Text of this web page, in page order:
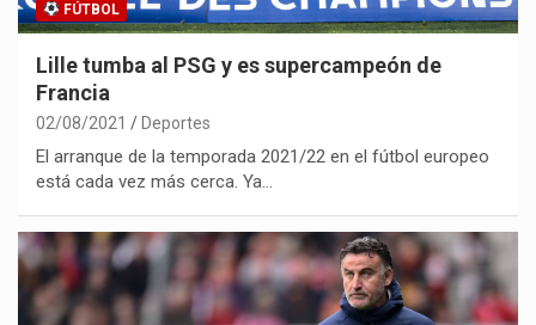
FÚTBOL
Lille tumba al PSG y es supercampeón de
Francia
02/08/2021 Deportes
El arranque de la temporada 2021/22 en el fútbol europeo
está cada vez más cerca. Ya…